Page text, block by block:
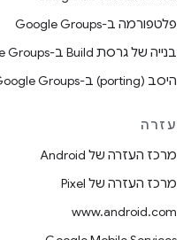
פלטפורמה ב-Google Groups
בנייה של גרסת Build ב-Google Groups
היסב (porting) ב-Google Groups
עזרה
מרכז העזרה של Android
מרכז העזרה של Pixel
www.android.com